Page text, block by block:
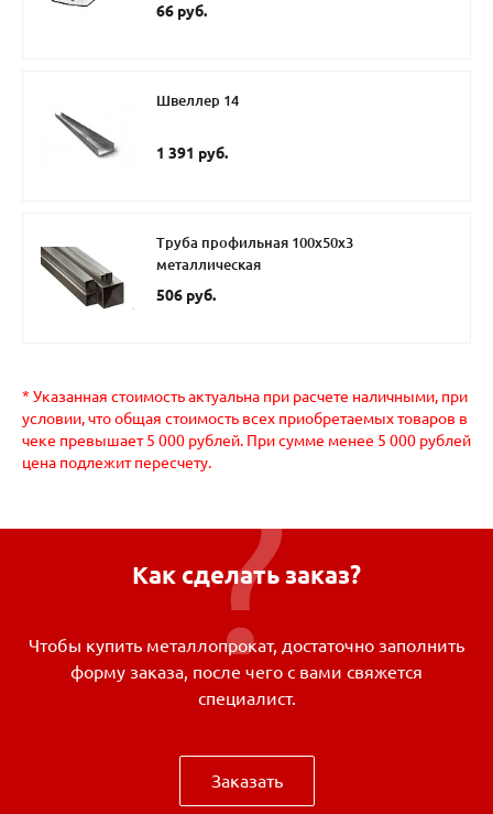
66 руб.
Швеллер 14
1 391 руб.
Труба профильная 100х50х3
металлическая
506 руб.
* Указанная стоимость актуальна при расчете наличными, при
условии, что общая стоимость всех приобретаемых товаров в
чеке превышает 5 000 рублей. При сумме менее 5 000 рублей
цена подлежит пересчету.
Как сделать заказ?
Чтобы купить металлопрокат, достаточно заполнить
форму заказа, после чего с вами свяжется
специалист.
Заказать